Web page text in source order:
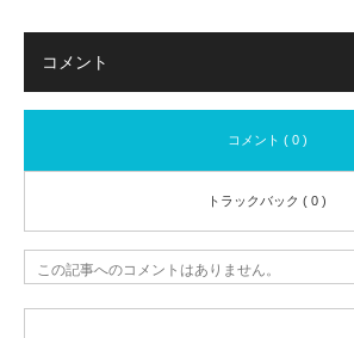
コメント
コメント ( 0 )
トラックバック ( 0 )
この記事へのコメントはありません。